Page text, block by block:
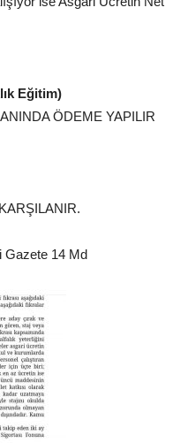
Eğitim)
ÖDEME YAPILIR
Gazete 14 Md